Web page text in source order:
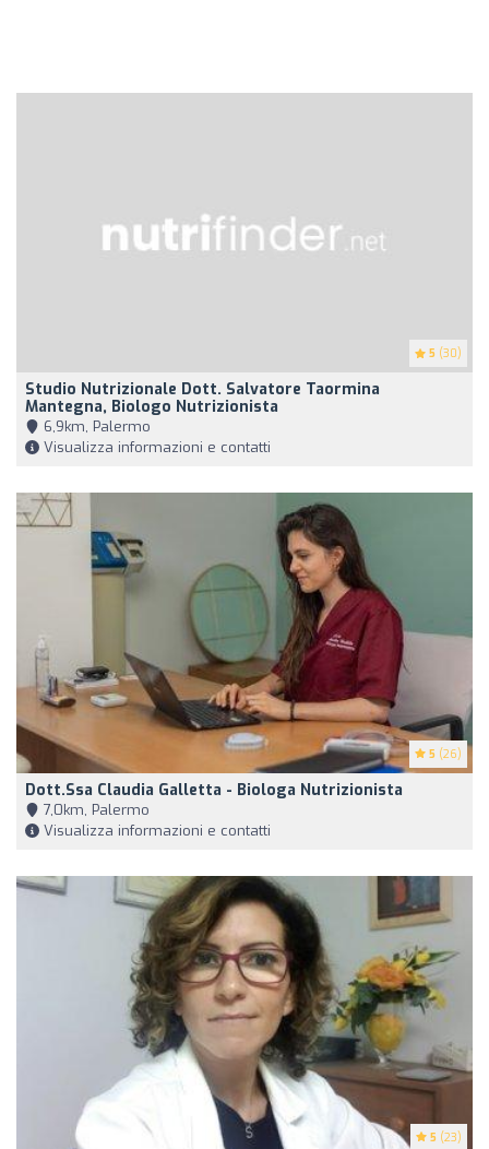
5 (30)
Studio Nutrizionale Dott. Salvatore Taormina
Mantegna, Biologo Nutrizionista
6,9km, Palermo
Visualizza informazioni e contatti
5 (26)
Dott.ssa Claudia Galletta - Biologa Nutrizionista
7,0km, Palermo
Visualizza informazioni e contatti
5 (23)